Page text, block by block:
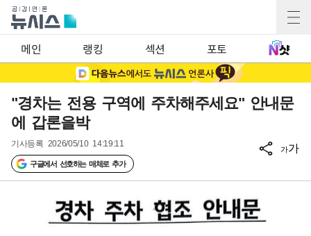
메인 랭킹 섹션 포토
"경차는 전용 구역에 주차해주세요" 안내문
에 갑론을박
기사등록 2026/05/10 14:19:11
구글에서 선호하는 매체로 추가
가가